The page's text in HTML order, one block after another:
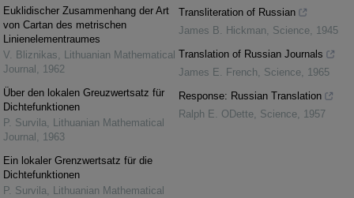
Euklidischer Zusammenhang der Art
von Cartan des metrischen
Linienelementraumes
V. Bliznikas, Lithuanian Mathematical
Journal , 1962
Über den lokalen Greuzwertsatz für
Dichtefunktionen
P. Survila, Lithuanian Mathematical
Journal , 1963
Ein lokaler Grenzwertsatz für die
Dichtefunktionen
P. Survila, Lithuanian Mathematical
Transliteration of Russian
James B. Hickman, Science, 1945
Translation of Russian Journals
James E. French, Science, 1965
Response: Russian Translation
Ralph E. ODette, Science, 1957